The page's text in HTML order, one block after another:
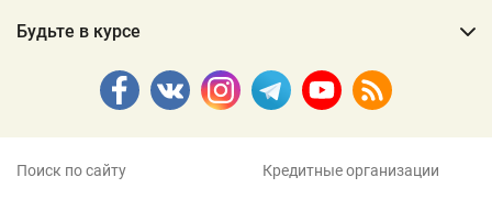
Будьте в курсе
Поиск по сайту Кредитные организации